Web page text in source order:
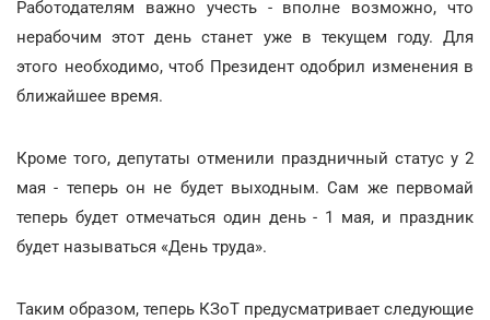
Работодателям важно учесть - вполне возможно, что
нерабочим этот день станет уже в текущем году. Для
этого необходимо, чтоб Президент одобрил изменения в
ближайшее время.
Кроме того, депутаты отменили праздничный статус у 2
мая - теперь он не будет выходным. Сам же первомай
теперь будет отмечаться один день - 1 мая, и праздник
будет называться «День труда».
Таким образом, теперь КЗоТ предусматривает следующие